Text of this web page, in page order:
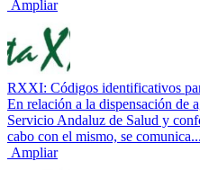
Ampliar
RXXI: Códigos identificativos
En relación a la dispensación de
Servicio Andaluz de Salud y
cabo con el mismo, se comunica...
Ampliar